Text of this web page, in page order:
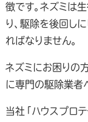
徴です。ネズミは
り、駆除を後回し
ればなりません。
ネズミにお困りの
に専門の駆除業者
当社「ハウスプロ